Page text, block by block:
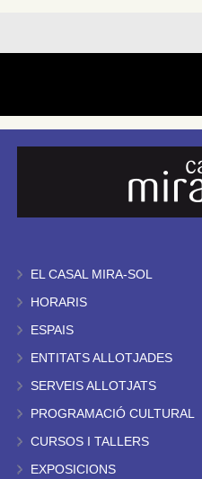
EL CASAL MIRA-SOL
HORARIS
ESPAIS
ENTITATS ALLOTJADES
SERVEIS ALLOTJATS
PROGRAMACIÓ CULTURAL
CURSOS I TALLERS
EXPOSICIONS